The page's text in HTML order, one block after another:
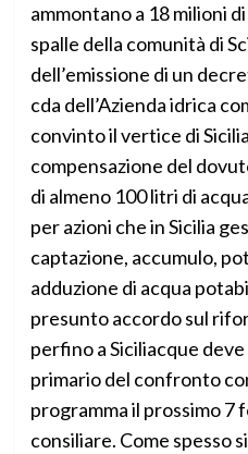
ammontano a 18 milioni
spalle della comunità di
dell’emissione di un
cda dell’Azienda idrica
convinto il vertice di
compensazione del
di almeno 100 litri di
per azioni che in Sicilia
captazione, accumulo,
adduzione di acqua
presunto accordo sul
perfino a Siciliacque
primario del confronto
programma il prossimo 7
consiliare. Come spesso